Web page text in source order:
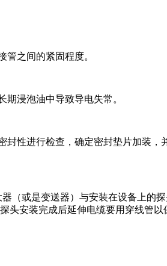
之间的紧固程度。
浸泡油中导致导电失常。
性进行检查，确定密封垫片加装，
（或是变送器）与安装在设备上的
安装完成后延伸电缆要用穿线管以